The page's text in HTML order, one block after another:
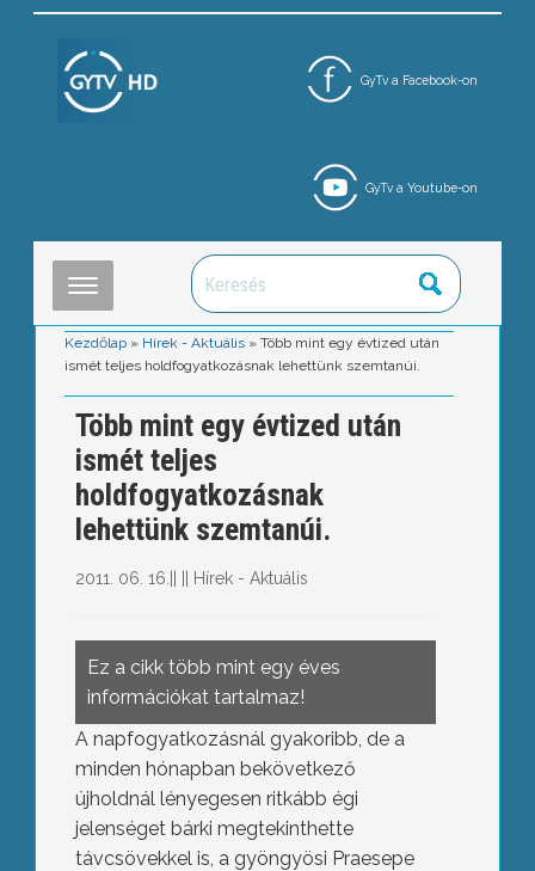
GyTv a Facebook-on
GyTv a Youtube-on
Kezdőlap » Hírek - Aktuális »Több mint egy évtized után
ismét teljes holdfogyatkozásnak lehettünk szemtanúi.
Több mint egy évtized után
ismét teljes
holdfogyatkozásnak
lehettünk szemtanúi.
2011. 06. 16. Hírek - Aktuális
Ez a cikk több mint egy éves
információkat tartalmaz!
A napfogyatkozásnál gyakoribb, de a
minden hónapban bekövetkező
újholdnál lényegesen ritkább égi
jelenséget bárki megtekinthette
távcsövekkel is, a gyöngyösi Praesepe